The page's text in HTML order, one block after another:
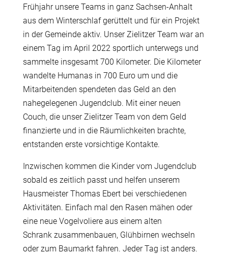
Frühjahr unsere Teams in ganz Sachsen-Anhalt
aus dem Winterschlaf gerüttelt und für ein Projekt
in der Gemeinde aktiv. Unser Zielitzer Team war an
einem Tag im April 2022 sportlich unterwegs und
sammelte insgesamt 700 Kilometer. Die Kilometer
wandelte Humanas in 700 Euro um und die
Mitarbeitenden spendeten das Geld an den
nahegelegenen Jugendclub. Mit einer neuen
Couch, die unser Zielitzer Team von dem Geld
finanzierte und in die Räumlichkeiten brachte,
entstanden erste vorsichtige Kontakte.
Inzwischen kommen die Kinder vom Jugendclub
sobald es zeitlich passt und helfen unserem
Hausmeister Thomas Ebert bei verschiedenen
Aktivitäten. Einfach mal den Rasen mähen oder
eine neue Vogelvoliere aus einem alten
Schrank zusammenbauen, Glühbirnen wechseln
oder zum Baumarkt fahren. Jeder Tag ist anders.